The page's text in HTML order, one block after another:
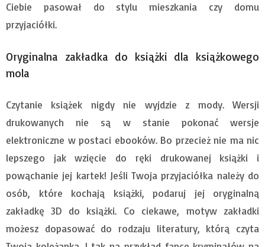
Ciebie pasował do stylu mieszkania czy domu
przyjaciółki.
Oryginalna zakładka do książki dla książkowego
mola
Czytanie książek nigdy nie wyjdzie z mody. Wersji
drukowanych nie są w stanie pokonać wersje
elektroniczne w postaci ebooków. Bo przecież nie ma nic
lepszego jak wzięcie do ręki drukowanej książki i
powąchanie jej kartek! Jeśli Twoja przyjaciółka należy do
osób, które kochają książki, podaruj jej oryginalną
zakładkę 3D do książki. Co ciekawe, motyw zakładki
możesz dopasować do rodzaju literatury, którą czyta